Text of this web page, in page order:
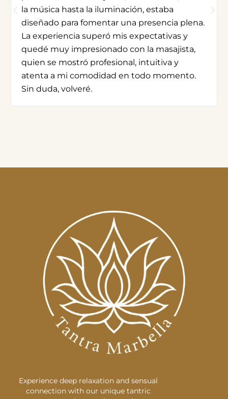
la música hasta la iluminación, estaba
diseñado para fomentar una presencia plena.
La experiencia superó mis expectativas y
quedé muy impresionado con la masajista,
quien se mostró profesional, intuitiva y
atenta a mi comodidad en todo momento.
Sin duda, volveré.
Experience deep relaxation and sensual
connection with our unique tantric